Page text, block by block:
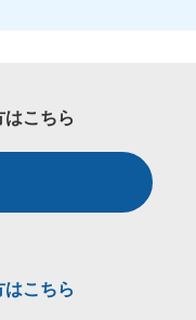
はこちら
こちら